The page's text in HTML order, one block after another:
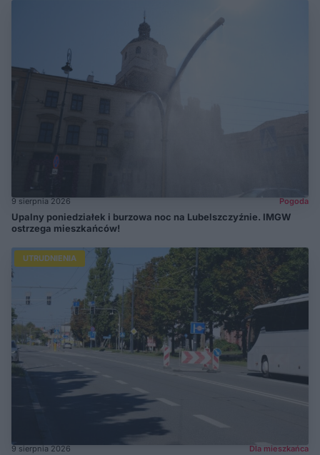
9 sierpnia 2026 Pogoda
Upalny poniedziałek i burzowa noc na Lubelszczyźnie. IMGW
ostrzega mieszkańców!
UTRUDNIENIA
9 sierpnia 2026 Dla mieszkańca